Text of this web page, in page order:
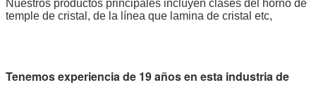
Nuestros productos principales incluyen clases del horno de
temple de cristal, de la línea que lamina de cristal etc,
Tenemos experiencia de 19 años en esta industria de